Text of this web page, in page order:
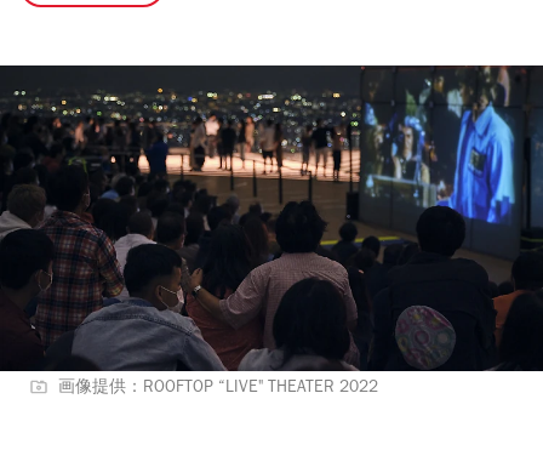
画像提供：ROOFTOP “LIVE" THEATER 2022